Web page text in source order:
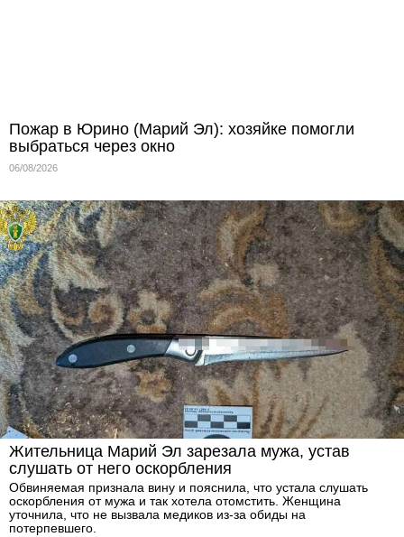
Пожар в Юрино (Марий Эл): хозяйке помогли
выбраться через окно
06/08/2026
Жительница Марий Эл зарезала мужа, устав
слушать от него оскорбления
Обвиняемая признала вину и пояснила, что устала слушать
оскорбления от мужа и так хотела отомстить. Женщина
уточнила, что не вызвала медиков из-за обиды на
потерпевшего.